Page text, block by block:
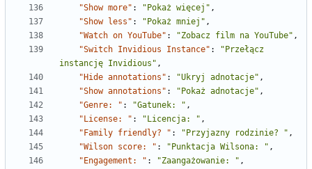
"Show more" : "Pokaż więcej" ,
"Show less" : "Pokaż mniej" ,
"Watch on YouTube" : "Zobacz film na YouTube" ,
"Switch Invidious Instance" :
"Przełącz
instancję Invidious" ,
"Hide annotations" : "Ukryj adnotacje" ,
"Show annotations" : "Pokaż adnotacje" ,
"Genre: " : "Gatunek: " ,
"License: " : "Licencja: " ,
"Family friendly? " : "Przyjazny rodzinie? " ,
"Wilson score: " : "Punktacja Wilsona: " ,
"Engagement: " : "Zaangażowanie: " ,